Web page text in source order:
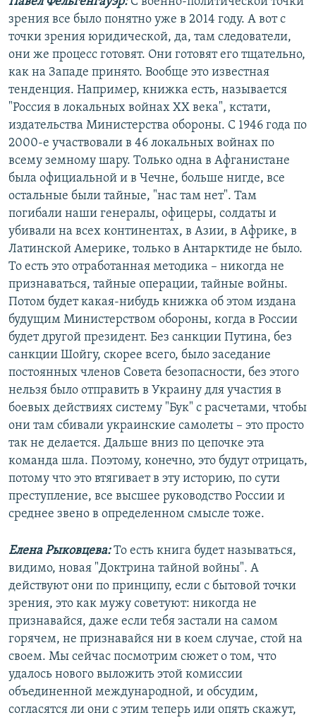
зрения все было понятно уже в 2014 году. А вот с
точки зрения юридической, да, там следователи,
они же процесс готовят. Они готовят его тщательно,
как на Западе принято. Вообще это известная
тенденция. Например, книжка есть, называется
"Россия в локальных войнах ХХ века", кстати,
издательства Министерства обороны. С 1946 года по
2000-е участвовали в 46 локальных войнах по
всему земному шару. Только одна в Афганистане
была официальной и в Чечне, больше нигде, все
остальные были тайные, "нас там нет". Там
погибали наши генералы, офицеры, солдаты и
убивали на всех континентах, в Азии, в Африке, в
Латинской Америке, только в Антарктиде не было.
То есть это отработанная методика – никогда не
признаваться, тайные операции, тайные войны.
Потом будет какая-нибудь книжка об этом издана
будущим Министерством обороны, когда в России
будет другой президент. Без санкции Путина, без
санкции Шойгу, скорее всего, было заседание
постоянных членов Совета безопасности, без этого
нельзя было отправить в Украину для участия в
боевых действиях систему "Бук" с расчетами, чтобы
они там сбивали украинские самолеты – это просто
так не делается. Дальше вниз по цепочке эта
команда шла. Поэтому, конечно, это будут отрицать,
потому что это втягивает в эту историю, по сути
преступление, все высшее руководство России и
среднее звено в определенном смысле тоже.
Елена Рыковцева:То есть книга будет называться,
видимо, новая "Доктрина тайной войны". А
действуют они по принципу, если с бытовой точки
зрения, это как мужу советуют: никогда не
признавайся, даже если тебя застали на самом
горячем, не признавайся ни в коем случае, стой на
своем. Мы сейчас посмотрим сюжет о том, что
удалось нового выложить этой комиссии
объединенной международной, и обсудим,
согласятся ли они с этим теперь или опять скажут,